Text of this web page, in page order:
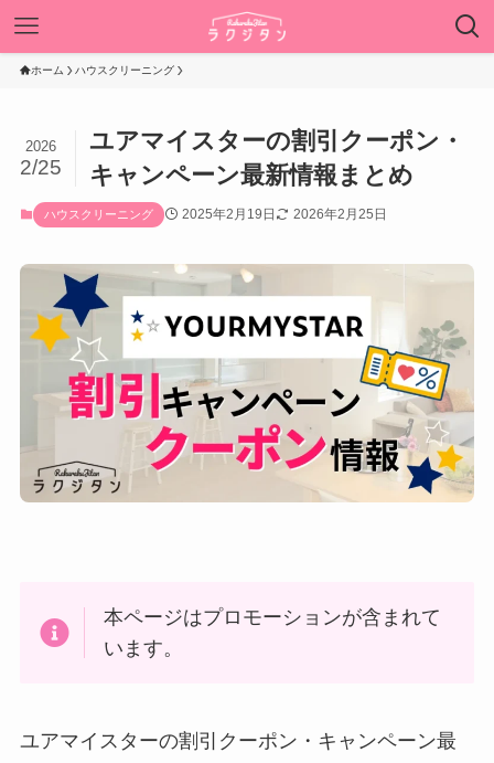
ホーム ハウスクリーニング
ユアマイスターの割引クーポン・
キャンペーン最新情報まとめ
2026
2/25
ハウスクリーニング 2025年2月19日 2026年2月25日
本ページはプロモーションが含まれて
います。
ユアマイスターの割引クーポン・キャンペーン最